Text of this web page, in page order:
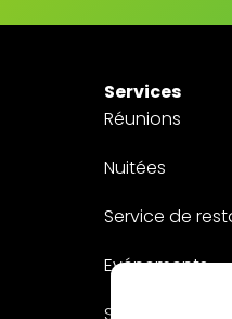
Services
Réunions
Nuitées
Service de
Evénements
Sur mesure